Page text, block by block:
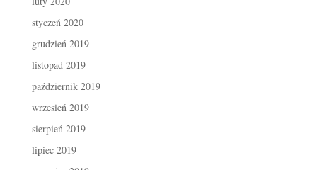
styczeń 2020
grudzień 2019
listopad 2019
październik 2019
wrzesień 2019
sierpień 2019
lipiec 2019